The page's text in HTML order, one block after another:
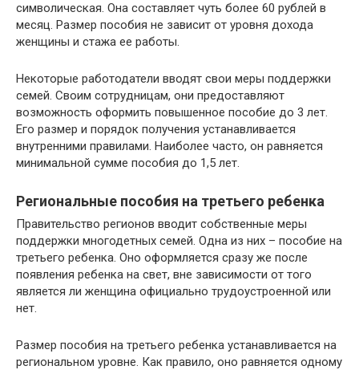
символическая. Она составляет чуть более 60 рублей в
месяц. Размер пособия не зависит от уровня дохода
женщины и стажа ее работы.
Некоторые работодатели вводят свои меры поддержки
семей. Своим сотрудницам, они предоставляют
возможность оформить повышенное пособие до 3 лет.
Его размер и порядок получения устанавливается
внутренними правилами. Наиболее часто, он равняется
минимальной сумме пособия до 1,5 лет.
Региональные пособия на третьего ребенка
Правительство регионов вводит собственные меры
поддержки многодетных семей. Одна из них – пособие на
третьего ребенка. Оно оформляется сразу же после
появления ребенка на свет, вне зависимости от того
является ли женщина официально трудоустроенной или
нет.
Размер пособия на третьего ребенка устанавливается на
региональном уровне. Как правило, оно равняется одному